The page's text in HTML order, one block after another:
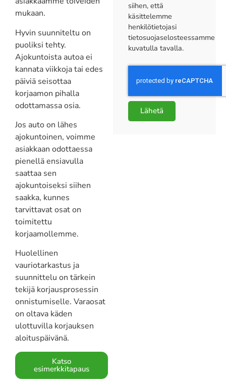
mukaan.
Hyvin suunniteltu on
puoliksi tehty.
Ajokuntoista autoa ei
kannata viikkoja tai edes
päiviä seisottaa
korjaamon pihalla
odottamassa osia.
Jos auto on lähes
ajokuntoinen, voimme
asiakkaan odottaessa
pienellä ensiavulla
saattaa sen
ajokuntoiseksi siihen
saakka, kunnes
tarvittavat osat on
toimitettu
korjaamollemme.
Huolellinen
vauriotarkastus ja
suunnittelu on tärkein
tekijä korjausprosessin
onnistumiselle. Varaosat
on oltava käden
ulottuvilla korjauksen
aloituspäivänä.
Katso
esimerkkitapaus
siihen, että
käsittelemme
henkilötietojasi
tietosuojaselosteessamme
kuvatulla tavalla.
Lähetä